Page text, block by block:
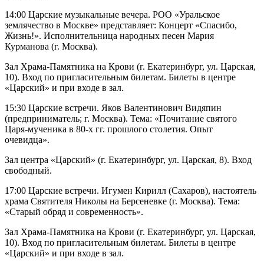
14:00 Царские музыкальные вечера. РОО «Уральское
землячество в Москве» представляет: Концерт «Спасибо,
Жизнь!». Исполнительница народных песен Мария
Курманова (г. Москва).
Зал Храма-Памятника на Крови (г. Екатеринбург, ул. Царская,
10). Вход по пригласительным билетам. Билеты в центре
«Царский» и при входе в зал.
15:30 Царские встречи. Яков Валентинович Видяпин
(предприниматель; г. Москва). Тема: «Почитание святого
Царя-мученика в 80-х гг. прошлого столетия. Опыт
очевидца».
Зал центра «Царский» (г. Екатеринбург, ул. Царская, 8). Вход
свободный.
17:00 Царские встречи. Игумен Кирилл (Сахаров), настоятель
храма Святителя Николы на Берсеневке (г. Москва). Тема:
«Старый обряд и современность».
Зал Храма-Памятника на Крови (г. Екатеринбург, ул. Царская,
10). Вход по пригласительным билетам. Билеты в центре
«Царский» и при входе в зал.